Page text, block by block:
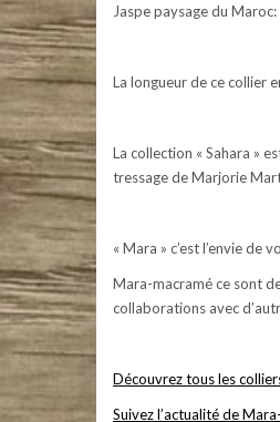
Jaspe paysage du
La longueur de ce collier
La collection « Sahara »
tressage de Marjorie
« Mara » c’est l’envie
Mara-macramé ce sont
collaborations avec
Découvrez tous les
Suivez l’actualité de